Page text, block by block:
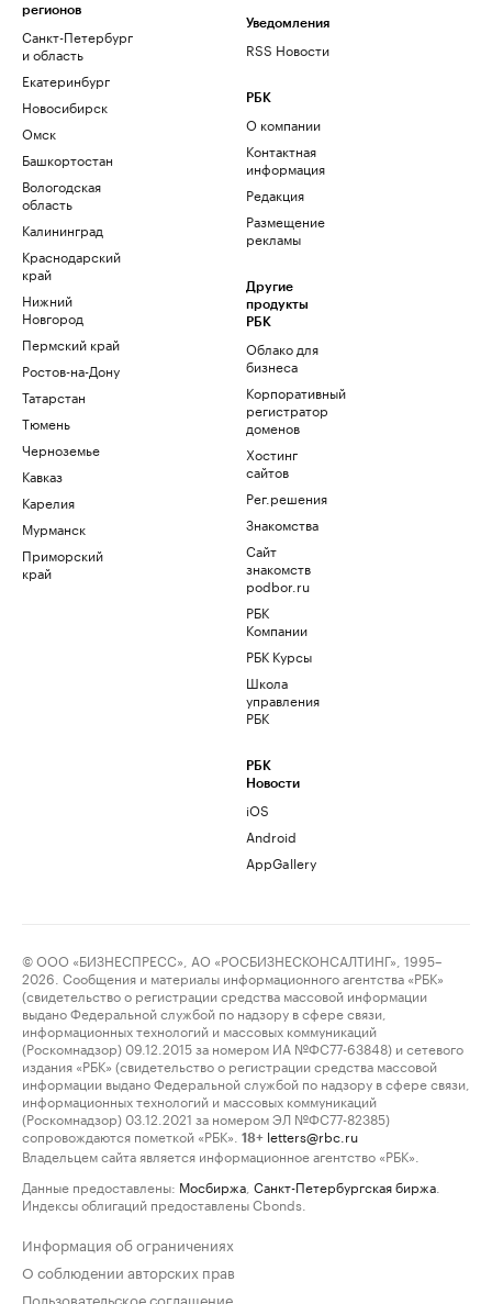
регионов
Санкт-Петербург
и область
Екатеринбург
Новосибирск
Омск
Башкортостан
Вологодская
область
Калининград
Краснодарский
край
Нижний
Новгород
Пермский край
Ростов-на-Дону
Татарстан
Тюмень
Черноземье
Кавказ
Карелия
Мурманск
Приморский
край
Уведомления
RSS Новости
РБК
О компании
Контактная
информация
Редакция
Размещение
рекламы
Другие
продукты
РБК
Облако для
бизнеса
Корпоративный
регистратор
доменов
Хостинг
сайтов
Рег.решения
Знакомства
Сайт
знакомств
podbor.ru
РБК
Компании
РБК Курсы
Школа
управления
РБК
РБК
Новости
iOS
Android
AppGallery
© ООО «БИЗНЕСПРЕСС», АО «РОСБИЗНЕСКОНСАЛТИНГ», 1995–
2026. Сообщения и материалы информационного агентства «РБК»
(свидетельство о регистрации средства массовой информации
выдано Федеральной службой по надзору в сфере связи,
информационных технологий и массовых коммуникаций
(Роскомнадзор) 09.12.2015 за номером ИА №ФС77-63848) и сетевого
издания «РБК» (свидетельство о регистрации средства массовой
информации выдано Федеральной службой по надзору в сфере связи,
информационных технологий и массовых коммуникаций
(Роскомнадзор) 03.12.2021 за номером ЭЛ №ФС77-82385)
сопровождаются пометкой «РБК».
18+ letters@rbc.ru
Владельцем сайта является информационное агентство «РБК».
Данные предоставлены: Мосбиржа Санкт-Петербургская биржа
Индексы облигаций предоставлены Cbonds.
Информация об ограничениях
О соблюдении авторских прав
Пользовательское соглашение